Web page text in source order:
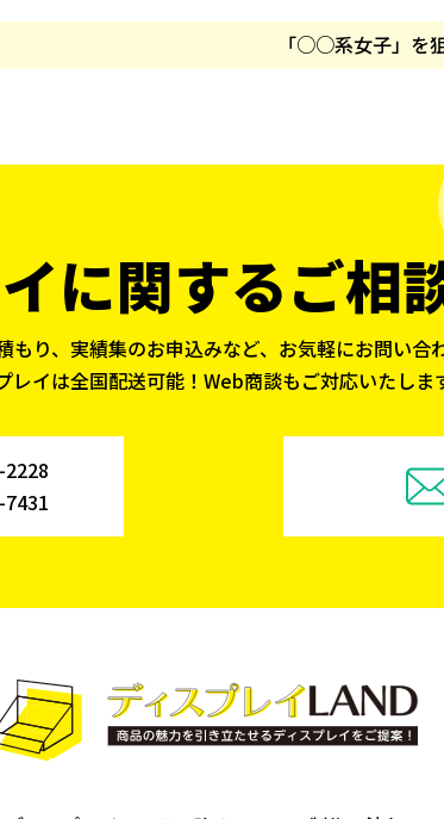
「○○系女子」を
に関するご相
もり、実績集のお申込みなど、お気軽にお問い合
レイは全国配送可能！Web商談もご対応いたしま